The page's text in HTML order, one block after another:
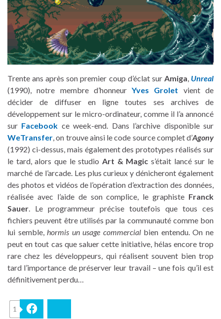
Trente ans après son premier coup d’éclat sur Amiga, Unreal
(1990), notre membre d’honneurYves Grolet vient de
décider de diffuser en ligne toutes ses archives de
développement sur le micro-ordinateur, comme il l’a annoncé
sur Facebook ce week-end. Dans l’archive disponible sur
WeTransfer, on trouve ainsi le code source complet d’Agony
(1992) ci-dessus, mais également des prototypes réalisés sur
le tard, alors que le studio Art & Magic s’était lancé sur le
marché de l’arcade. Les plus curieux y dénicheront également
des photos et vidéos de l’opération d’extraction des données,
réalisée avec l’aide de son complice, le graphiste Franck
Sauer. Le programmeur précise toutefois que tous ces
fichiers peuvent être utilisés par la communauté comme bon
lui semble,hormis un usage commercialbien entendu. On ne
peut en tout cas que saluer cette initiative, hélas encore trop
rare chez les développeurs, qui réalisent souvent bien trop
tard l’importance de préserver leur travail – une fois qu’il est
définitivement perdu…
1